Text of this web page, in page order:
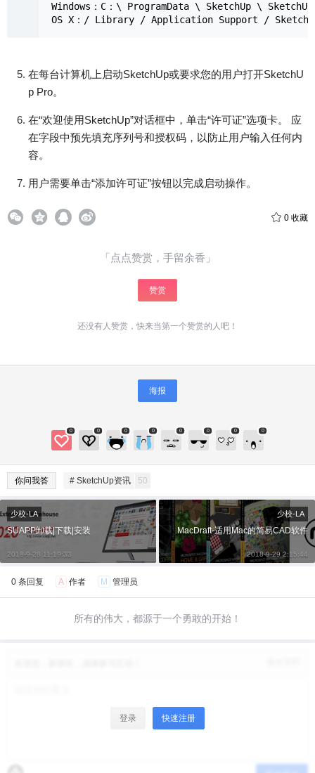
Windows：C：\ ProgramData \ SketchUp \
在每台计算机上启动SketchUp或要求您的用户打开SketchU
p Pro。
在“欢迎使用SketchUp”对话框中，单击“许可证”选项卡。 应
在字段中预先填充序列号和授权码，以防止用户输入任何内
容。
用户需要单击“添加许可证”按钮以完成启动操作。
0 收藏
「点点赞赏，手留余香」
赞赏
还没有人赞赏，快来当第一个赞赏的人吧！
海报
0 0 0 0 0 0 0 0
你问我答 # SketchUp资讯 50
2 元 5 10
20 元 50 元 自定义
微信支付
付费内容
¥
微信支付
少校-LA
SUAPP卸载|下载|安装
2018-9-28 11:19:33
少校-LA
MacDraft-适用Mac的简易CAD软件
2018-9-29 2:15:44
0 条回复 A 作者 M 管理员
所有的伟大，都源于一个勇敢的开始！
登录 快速注册
您没有权限发布内容，请购买会员或者提升权
限。
6位以上
6位以上